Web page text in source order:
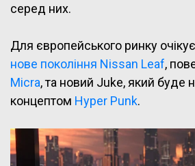
серед них.
Для європейського ринку
нове покоління Nissan Leaf,
Micra, та новий Juke, який буде
концептом Hyper Punk.